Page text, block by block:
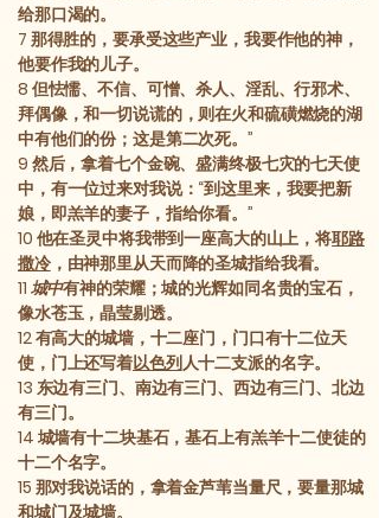
给那口渴的。
7 那得胜的，要承受这些产业，我要作他的神，
他要作我的儿子。
8 但怯懦、不信、可憎、杀人、淫乱、行邪术、
拜偶像，和一切说谎的，则在火和硫磺燃烧的湖
中有他们的份；这是第二次死。”
9 然后，拿着七个金碗、盛满终极七灾的七天使
中，有一位过来对我说：“到这里来，我要把新
娘，即羔羊的妻子，指给你看。”
10 他在圣灵中将我带到一座高大的山上，将耶路
撒冷，由神那里从天而降的圣城指给我看。
11 城中有神的荣耀；城的光辉如同名贵的宝石，
像水苍玉，晶莹剔透。
12有高大的城墙，十二座门，门口有十二位天
使，门上还写着以色列人十二支派的名字。
13 东边有三门、南边有三门、西边有三门、北边
有三门。
14 城墙有十二块基石，基石上有羔羊十二使徒的
十二个名字。
15 那对我说话的，拿着金芦苇当量尺，要量那城
和城门及城墙。